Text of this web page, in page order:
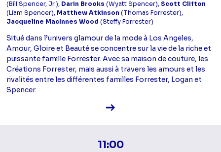
(Bill Spencer, Jr.), Darin Brooks (Wyatt Spencer),Scott Clifton
(Liam Spencer), Matthew Atkinson (Thomas Forrester),
Jacqueline MacInnes Wood (Steffy Forrester)
Situé dans l’univers glamour de la mode à Los Angeles,
Amour, Gloire et Beauté se concentre sur la vie de la riche et
puissante famille Forrester. Avec sa maison de couture, les
Créations Forrester, mais aussi à travers les amours et les
rivalités entre les différentes familles Forrester, Logan et
Spencer.
Voir la fiche diffusion
11:00